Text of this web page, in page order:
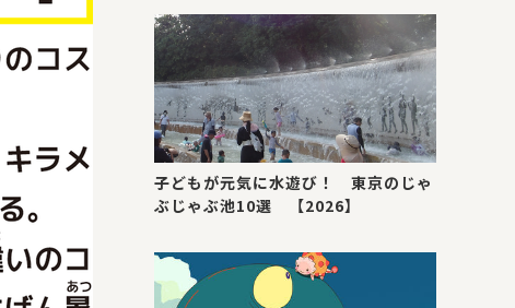
子どもが元気に水遊び！ 東京のじゃ
ぶじゃぶ池10選 【2026】